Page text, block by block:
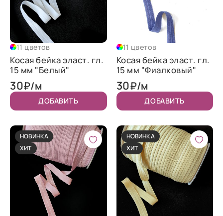
11 цветов
Косая бейка эласт. гл.
15 мм "Белый"
30₽/м
ДОБАВИТЬ
11 цветов
Косая бейка эласт. гл.
15 мм "Фиалковый"
30₽/м
ДОБАВИТЬ
НОВИНКА
ХИТ
НОВИНКА
ХИТ